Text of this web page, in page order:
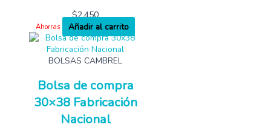
$2,450
Ahorras Añadir al carrito
BOLSAS CAMBREL
Bolsa de compra
30×38 Fabricación
Nacional